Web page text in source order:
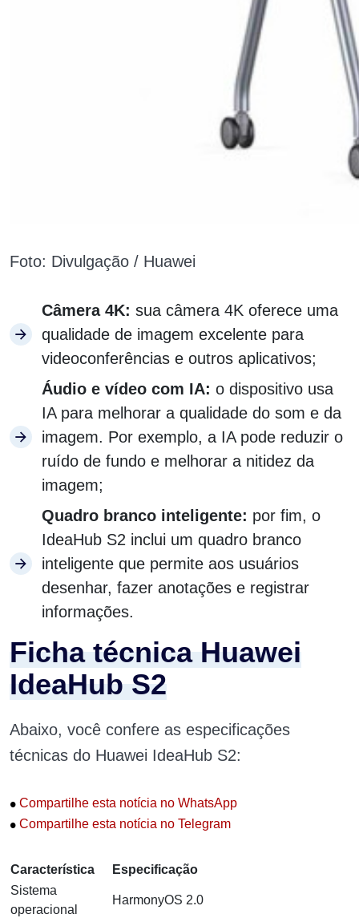
Foto: Divulgação / Huawei
Câmera 4K: sua câmera 4K oferece uma
qualidade de imagem excelente para
videoconferências e outros aplicativos;
Áudio e vídeo com IA: o dispositivo usa
IA para melhorar a qualidade do som e da
imagem. Por exemplo, a IA pode reduzir o
ruído de fundo e melhorar a nitidez da
imagem;
Quadro branco inteligente: por fim, o
IdeaHub S2 inclui um quadro branco
inteligente que permite aos usuários
desenhar, fazer anotações e registrar
informações.
Ficha técnica Huawei
IdeaHub S2
Abaixo, você confere as especificações
técnicas do Huawei IdeaHub S2:
• Compartilhe esta notícia no WhatsApp
• Compartilhe esta notícia no Telegram
Característica
Especificação
Sistema
operacional
HarmonyOS 2.0